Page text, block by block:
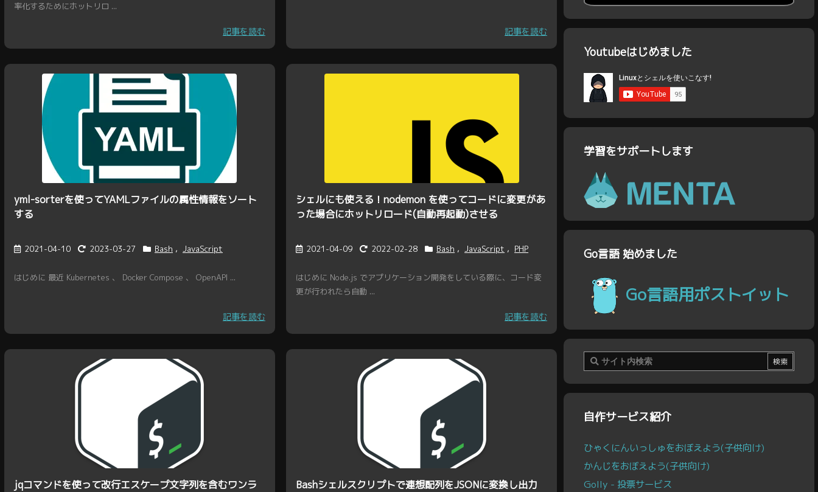
率化するためにホットリロ ...
記事を読む 記事を読む
yml-sorterを使ってYAMLファイルの属性情報をソート
する
2021-04-10 2023-03-27 Bash , JavaScript
はじめに 最近 Kubernetes 、 Docker Compose 、 OpenAPI ...
記事を読む
シェルにも使える！nodemon を使ってコードに変更があ
った場合にホットリロード(自動再起動)させる
2021-04-09 2022-02-28 Bash , JavaScript , PHP
はじめに Node.js でアプリケーション開発をしている際に、コード変
更が行われたら自動 ...
記事を読む
jqコマンドを使って改行エスケープ文字列を含むワンラ
Bashシェルスクリプトで連想配列をJSONに変換し出力
Youtubeはじめました
学習をサポートします
Go言語 始めました
Go言語用ポストイット
自作サービス紹介
ひゃくにんいっしゅをおぼえよう(子供向け)
かんじをおぼえよう(子供向け)
Golly - 投票サービス